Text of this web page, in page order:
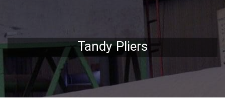
Tandy Pliers